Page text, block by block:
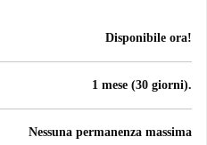
Disponibile ora!
1 mese (30 giorni).
Nessuna permanenza massima